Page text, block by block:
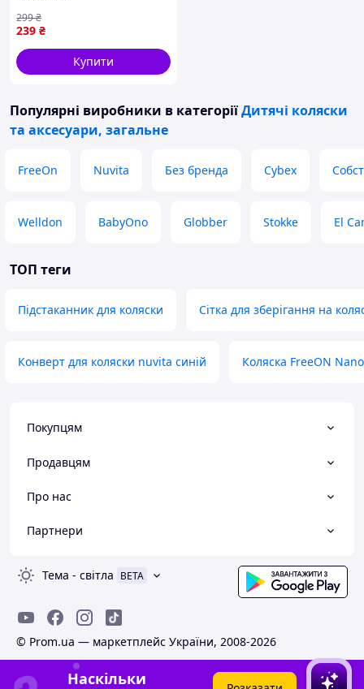
239 ₴
299₴
Купити
Популярні виробники в категоріїДитячі коляски
та аксесуари, загальне
FreeOn Nuvita Без бренда Cybex
Welldon BabyOno Globber Stokke El
ТОП теги
Підстаканник для коляски Сітка для зберігання на
Конверт для коляски nuvita синій Коляска FreeON Nano
Покупцям
Продавцям
Про нас
Партнери
Тема - світла BETA
© Prom.ua — маркетплейс України, 2008-2026
Наскільки